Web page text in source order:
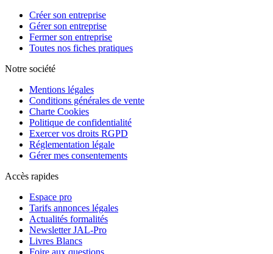
Créer son entreprise
Gérer son entreprise
Fermer son entreprise
Toutes nos fiches pratiques
Notre société
Mentions légales
Conditions générales de vente
Charte Cookies
Politique de confidentialité
Exercer vos droits RGPD
Réglementation légale
Gérer mes consentements
Accès rapides
Espace pro
Tarifs annonces légales
Actualités formalités
Newsletter JAL-Pro
Livres Blancs
Foire aux questions